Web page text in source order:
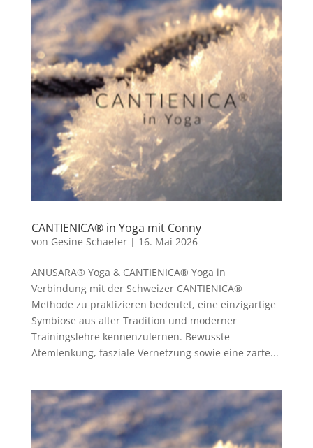
CANTIENICA® in Yoga mit Conny
von Gesine Schaefer| 16. Mai 2026
ANUSARA® Yoga & CANTIENICA® Yoga in
Verbindung mit der Schweizer CANTIENICA®️
Methode zu praktizieren bedeutet, eine einzigartige
Symbiose aus alter Tradition und moderner
Trainingslehre kennenzulernen. Bewusste
Atemlenkung, fasziale Vernetzung sowie eine zarte...